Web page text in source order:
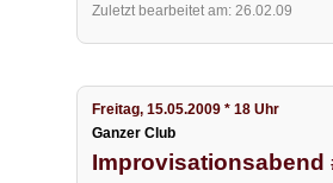
Zuletzt bearbeitet am: 26.02.09
Freitag, 15.05.2009 * 18 Uhr
Ganzer Club
Improvisationsabend